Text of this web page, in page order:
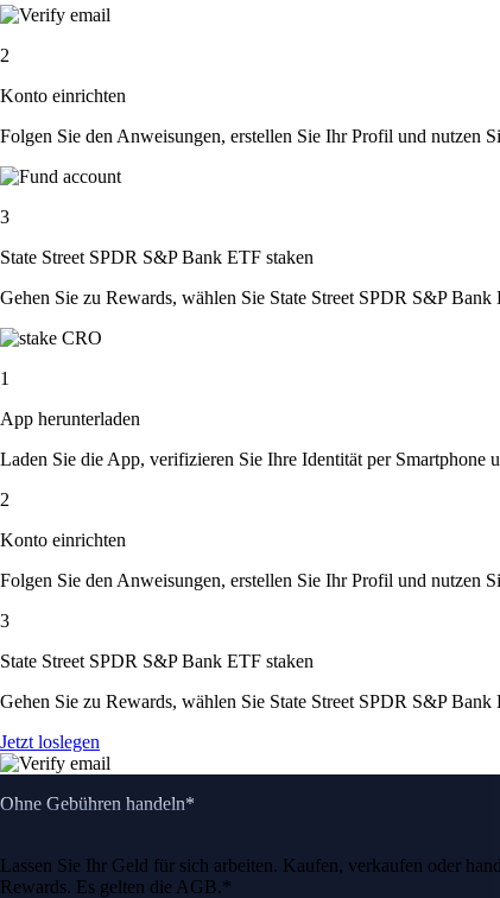
2
Konto einrichten
Folgen Sie den Anweisungen, erstellen Sie Ihr Profil und nutzen
3
State Street SPDR S&P Bank ETF staken
Gehen Sie zu Rewards, wählen Sie State Street SPDR S&P
1
App herunterladen
Laden Sie die App, verifizieren Sie Ihre Identität per Smartphone
2
Konto einrichten
Folgen Sie den Anweisungen, erstellen Sie Ihr Profil und nutzen
3
State Street SPDR S&P Bank ETF staken
Gehen Sie zu Rewards, wählen Sie State Street SPDR S&P
Jetzt loslegen
Ohne Gebühren handeln*
Lassen Sie Ihr Geld für sich arbeiten. Kaufen, verkaufen oder
Rewards. Es gelten die AGB.*